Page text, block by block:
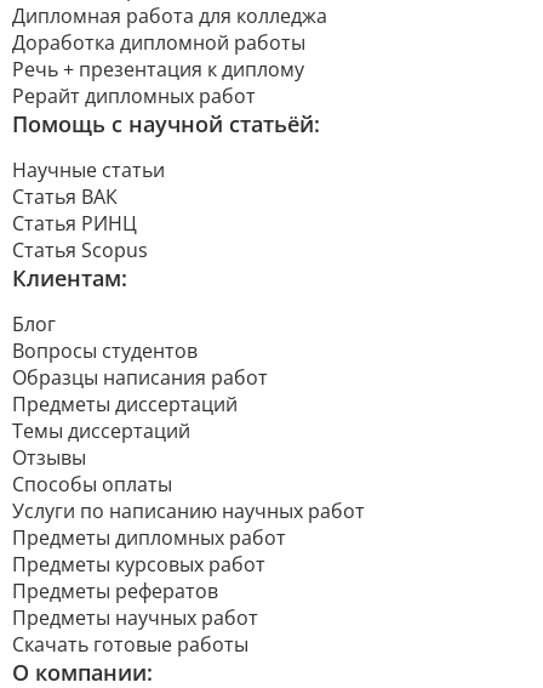
Дипломная работа для колледжа
Доработка дипломной работы
Речь + презентация к диплому
Рерайт дипломных работ
Помощь с научной статьёй:
Научные статьи
Статья ВАК
Статья РИНЦ
Статья Scopus
Клиентам:
Блог
Вопросы студентов
Образцы написания работ
Предметы диссертаций
Темы диссертаций
Отзывы
Способы оплаты
Услуги по написанию научных работ
Предметы дипломных работ
Предметы курсовых работ
Предметы рефератов
Предметы научных работ
Скачать готовые работы
О компании: